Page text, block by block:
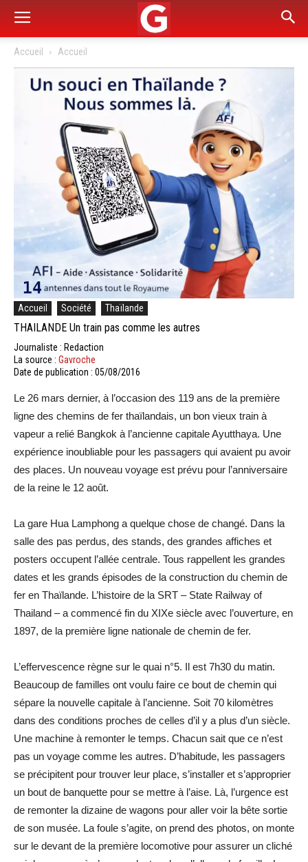
Accueil Accueil
Accueil Société Thaïlande
THAILANDE Un train pas comme les autres
Journaliste : Redaction
La source : Gavroche
Date de publication : 05/08/2016
Le 26 mars dernier, à l’occasion des 119 ans de la première
ligne des chemins de fer thaïlandais, un bon vieux train à
vapeur a relié Bangkok à l’ancienne capitale Ayutthaya. Une
expérience inoubliable pour les passagers qui avaient pu avoir
des places. Un nouveau voyage est prévu pour l’anniversaire
de la reine le 12 août.
La gare Hua Lamphong a quelque chose de changé. Dans la
salle des pas perdus, des stands, des grandes affiches et
posters occupent l’allée centrale. Tous rappellent les grandes
dates et les grands épisodes de la construction du chemin de
fer en Thaïlande. L’histoire de la SRT – State Railway of
Thailand – a commencé fin du XIXe siècle avec l’ouverture, en
1897, de la première ligne nationale de chemin de fer.
L’effervescence règne sur le quai n°5. Il est 7h30 du matin.
Beaucoup de familles ont voulu faire ce bout de chemin qui
sépare la nouvelle capitale à l’ancienne. Soit 70 kilomètres
dans des conditions proches de celles d’il y a plus d’un siècle.
Une machine à remonter le temps. Chacun sait que ce n’est
pas un voyage comme les autres. D’habitude, les passagers
se précipitent pour trouver leur place, s’installer et s’approprier
un bout de banquette pour se mettre à l’aise. Là, l’urgence est
de remonter la dizaine de wagons pour aller voir la bête sortie
de son musée. La foule s’agite, on prend des photos, on monte
sur le devant de la première locomotive pour assurer un cliché